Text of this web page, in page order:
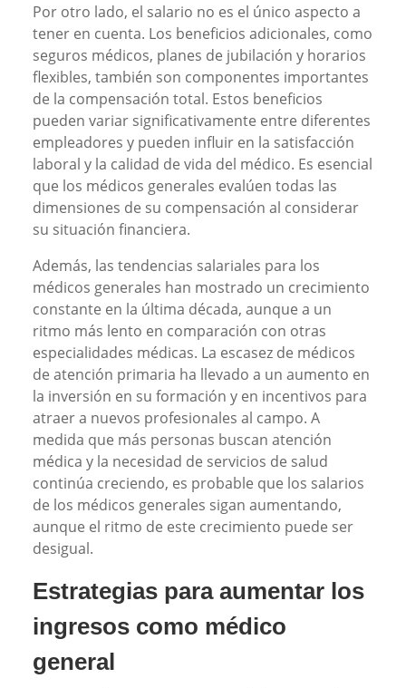
Por otro lado, el salario no es el único aspecto a
tener en cuenta. Los beneficios adicionales, como
seguros médicos, planes de jubilación y horarios
flexibles, también son componentes importantes
de la compensación total. Estos beneficios
pueden variar significativamente entre diferentes
empleadores y pueden influir en la satisfacción
laboral y la calidad de vida del médico. Es esencial
que los médicos generales evalúen todas las
dimensiones de su compensación al considerar
su situación financiera.
Además, las tendencias salariales para los
médicos generales han mostrado un crecimiento
constante en la última década, aunque a un
ritmo más lento en comparación con otras
especialidades médicas. La escasez de médicos
de atención primaria ha llevado a un aumento en
la inversión en su formación y en incentivos para
atraer a nuevos profesionales al campo. A
medida que más personas buscan atención
médica y la necesidad de servicios de salud
continúa creciendo, es probable que los salarios
de los médicos generales sigan aumentando,
aunque el ritmo de este crecimiento puede ser
desigual.
Estrategias para aumentar los
ingresos como médico
general